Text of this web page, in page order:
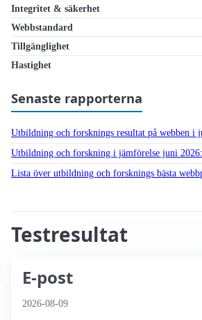
Integritet & säkerhet
Webbstandard
Tillgänglighet
Hastighet
Senaste rapporterna
Utbildning och forsknings resultat på webben i
Utbildning och forskning i jämförelse juni 2026:
Lista över utbildning och forsknings bästa
Testresultat
E-post
2026-08-09